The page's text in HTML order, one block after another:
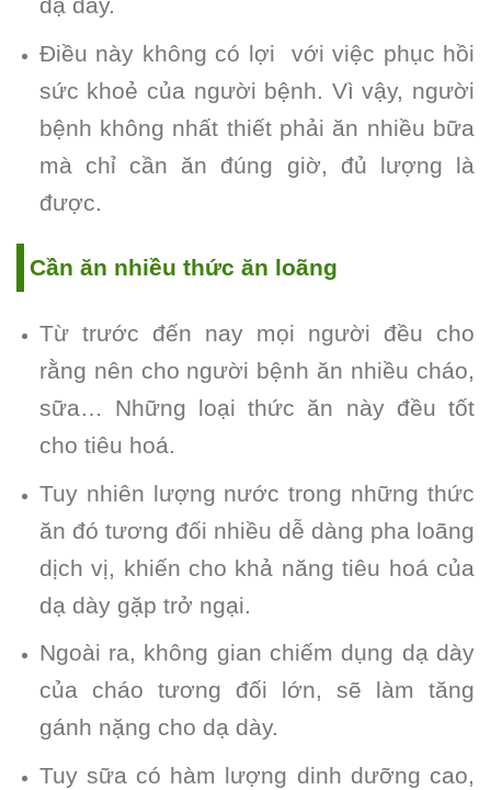
dạ dày.
Điều này không có lợi với việc phục hồi
sức khoẻ của người bệnh. Vì vậy, người
bệnh không nhất thiết phải ăn nhiều bữa
mà chỉ cần ăn đúng giờ, đủ lượng là
được.
Cần ăn nhiều thức ăn loãng
Từ trước đến nay mọi người đều cho
rằng nên cho người bệnh ăn nhiều cháo,
sữa… Những loại thức ăn này đều tốt
cho tiêu hoá.
Tuy nhiên lượng nước trong những thức
ăn đó tương đối nhiều dễ dàng pha loãng
dịch vị, khiến cho khả năng tiêu hoá của
dạ dày gặp trở ngại.
Ngoài ra, không gian chiếm dụng dạ dày
của cháo tương đối lớn, sẽ làm tăng
gánh nặng cho dạ dày.
Tuy sữa có hàm lượng dinh dưỡng cao,